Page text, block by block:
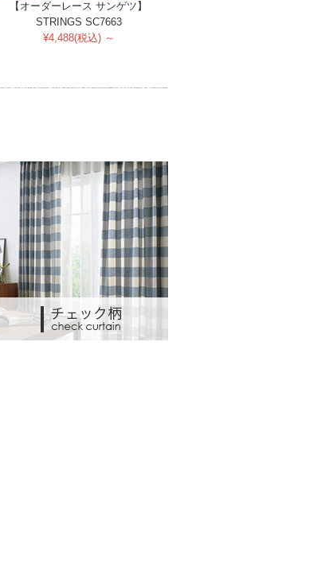
【オーダーレース サンゲツ】
STRINGS SC7663
¥4,488(税込) ～